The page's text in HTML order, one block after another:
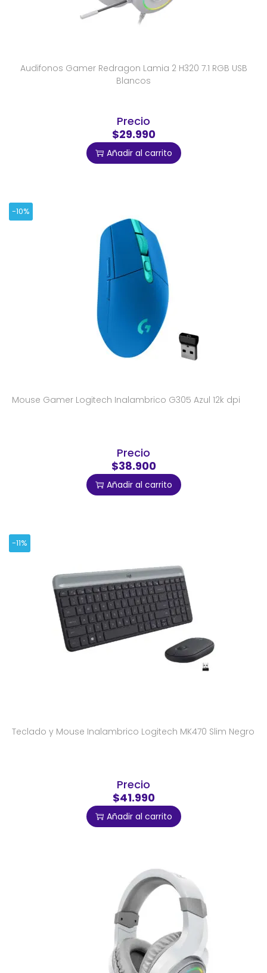
Audifonos Gamer Redragon Lamia 2 H320 7.1 RGB USB
Blancos
Precio
$29.990
Añadir al carrito
-10%
Mouse Gamer Logitech Inalambrico G305 Azul 12k dpi
Precio
$38.900
Añadir al carrito
-11%
Teclado y Mouse Inalambrico Logitech MK470 Slim Negro
Precio
$41.990
Añadir al carrito